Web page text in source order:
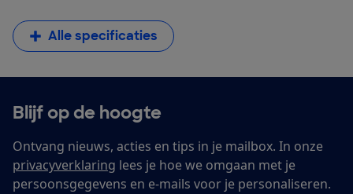
Alle specificaties
Blijf op de hoogte
Ontvang nieuws, acties en tips in je mailbox. In onze
privacyverklaring lees je hoe we omgaan met je
persoonsgegevens en e-mails voor je personaliseren.